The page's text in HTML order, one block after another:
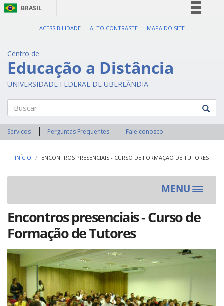
BRASIL
Acesso à informação
Legislação
Canais
ACESSIBILIDADE ALTO CONTRASTE MAPA DO SITE
Centro de
Educação a Distância
UNIVERSIDADE FEDERAL DE UBERLÂNDIA
Buscar
Serviços Perguntas Frequentes Fale conosco
INÍCIO ENCONTROS PRESENCIAIS - CURSO DE FORMAÇÃO DE TUTORES
MENU
Toggle
Encontros presenciais - Curso de
Formação de Tutores